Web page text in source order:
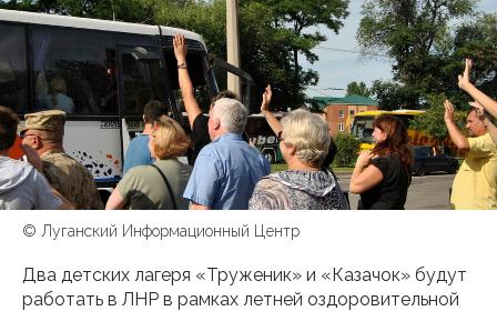
© Луганский Информационный Центр
Два детских лагеря «Труженик» и «Казачок» будут
работать в ЛНР в рамках летней оздоровительной